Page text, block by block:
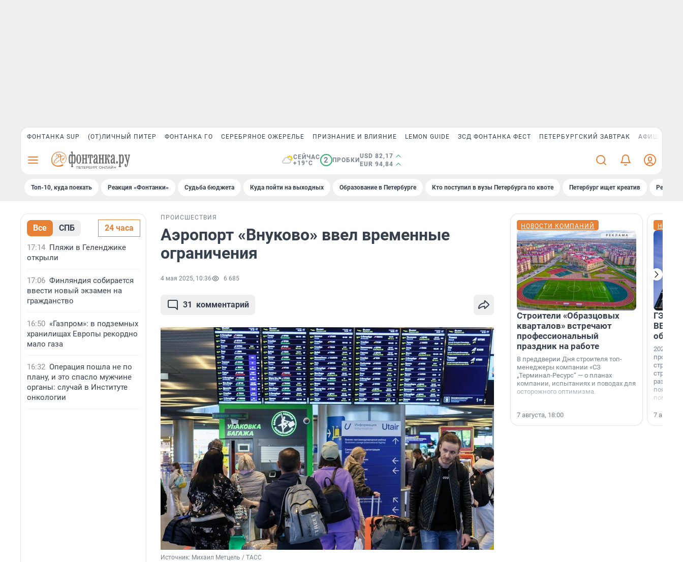
ФОНТАНКА SUP (ОТ)ЛИЧНЫЙ ПИТЕР ФОНТАНКА ГО СЕРЕБРЯНОЕ ОЖЕРЕЛЬЕ ПРИЗНАНИЕ И ВЛИЯНИЕ LEMON GUIDE ЗСД ФОНТАНКА ФЕСТ ПЕТЕРБУРГСКИЙ ЗАВТРАК АФИША PLUS
СЕЙЧАС
+19°C
2 ПРОБКИ
USD 82,17
EUR 94,84
Топ-10, куда поехать Реакция «Фонтанки» Судьба бюджета Куда пойти на выходных Образование в Петербурге Кто поступил в вузы Петербурга по квоте Петербург ищет креатив
Все СПБ 24 часа
17:14 Пляжи в Геленджике
открыли
17:06 Финляндия собирается
ввести новый экзамен на
гражданство
16:50 «Газпром»: в подземных
хранилищах Европы рекордно
мало газа
16:32 Операция пошла не по
плану, и это спасло мужчине
органы: случай в Институте
онкологии
ПРОИСШЕСТВИЯ
Аэропорт «Внуково» ввел временные
ограничения
4 мая 2025, 10:36 6 685
31 комментарий
Источник: Михаил Метцель / ТАСС
НОВОСТИ КОМПАНИЙ
Строители «Образцовых
кварталов» встречают
профессиональный
праздник на работе
В преддверии Дня строителя топ-
менеджеры компании «СЗ
„Терминал-Ресурс“ — о планах
компании, испытаниях и поводах для
осторожного оптимизма.
7 августа, 18:00
ГЭС,
ВВП: в
об
2026-й —
раз. В
7